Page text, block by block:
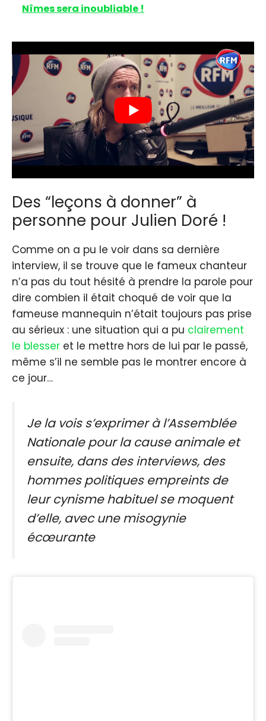
Nîmes sera inoubliable !
Des “leçons à donner” à
personne pour Julien Doré !
Comme on a pu le voir dans sa dernière
interview, il se trouve que le fameux chanteur
n’a pas du tout hésité à prendre la parole pour
dire combien il était choqué de voir que la
fameuse mannequin n’était toujours pas prise
au sérieux : une situation qui a pu clairement
le blesser et le mettre hors de lui par le passé,
même s’il ne semble pas le montrer encore à
ce jour…
Je la vois s’exprimer à l’Assemblée
Nationale pour la cause animale et
ensuite, dans des interviews, des
hommes politiques empreints de
leur cynisme habituel se moquent
d’elle, avec une misogynie
écœurante